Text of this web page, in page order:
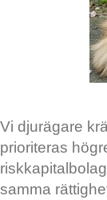
Vi djurägare
prioriteras
samma